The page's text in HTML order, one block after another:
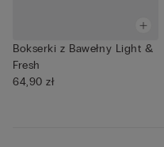
Bokserki z Bawełny Light &
Fresh
64,90 zł